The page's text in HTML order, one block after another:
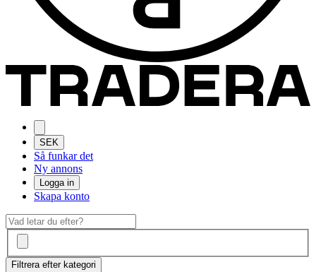
SEK
Så funkar det
Ny annons
Logga in
Skapa konto
Filtrera efter kategori